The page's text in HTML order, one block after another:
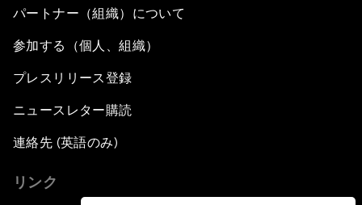
パートナー（組織）について
参加する（個人、組織）
プレスリリース登録
ニュースレター購読
連絡先 (英語のみ)
リンク